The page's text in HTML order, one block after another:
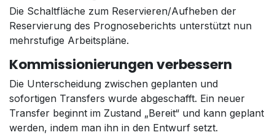
Die Schaltfläche zum Reservieren/Aufheben der
Reservierung des Prognoseberichts unterstützt nun
mehrstufige Arbeitspläne.
Kommissionierungen verbessern
Die Unterscheidung zwischen geplanten und
sofortigen Transfers wurde abgeschafft. Ein neuer
Transfer beginnt im Zustand „Bereit“ und kann geplant
werden, indem man ihn in den Entwurf setzt.